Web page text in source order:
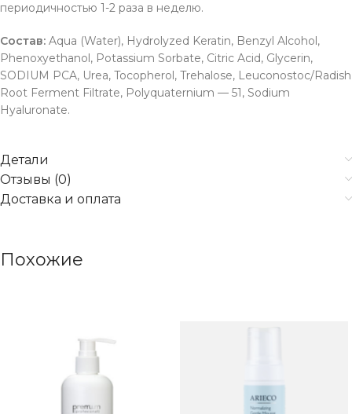
периодичностью 1-2 раза в неделю.
Состав: Aqua (Water), Hydrolyzed Keratin, Benzyl Alcohol,
Phenoxyethanol, Potassium Sorbate, Citric Acid, Glycerin,
SODIUM PCA, Urea, Tocopherol, Trehalose, Leuconostoc/Radish
Root Ferment Filtrate, Polyquaternium — 51, Sodium
Hyaluronate.
Детали
Отзывы (0)
Доставка и оплата
Похожие